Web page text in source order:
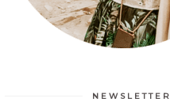
NEWSLETTER